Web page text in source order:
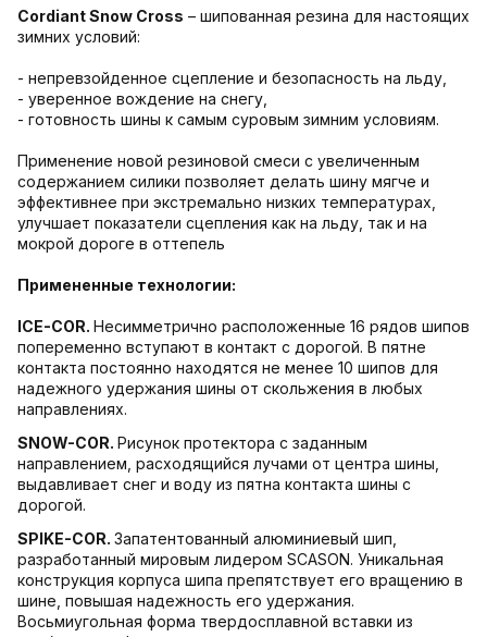
Cordiant Snow Cross – шипованная резина для настоящих
зимних условий:
- непревзойденное сцепление и безопасность на льду,
- уверенное вождение на снегу,
- готовность шины к самым суровым зимним условиям.
Применение новой резиновой смеси с увеличенным
содержанием силики позволяет делать шину мягче и
эффективнее при экстремально низких температурах,
улучшает показатели сцепления как на льду, так и на
мокрой дороге в оттепель
Примененные технологии:
ICE-COR. Несимметрично расположенные 16 рядов шипов
попеременно вступают в контакт с дорогой. В пятне
контакта постоянно находятся не менее 10 шипов для
надежного удержания шины от скольжения в любых
направлениях.
SNOW-COR. Рисунок протектора с заданным
направлением, расходящийся лучами от центра шины,
выдавливает снег и воду из пятна контакта шины с
дорогой.
SPIKE-COR. Запатентованный алюминиевый шип,
разработанный мировым лидером SCASON. Уникальная
конструкция корпуса шипа препятствует его вращению в
шине, повышая надежность его удержания.
Восьмиугольная форма твердосплавной вставки из